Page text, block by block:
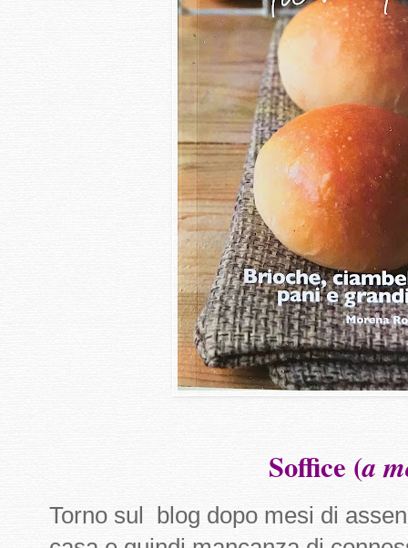
Soffice (a
Torno sul blog dopo mesi di